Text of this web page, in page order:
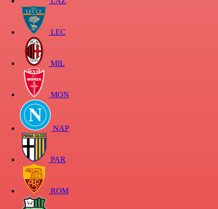
LEC
MIL
MON
NAP
PAR
ROM